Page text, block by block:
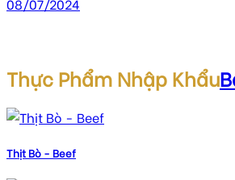
08/07/2024
Thực Phẩm Nhập Khẩu
Thịt Bò - Beef